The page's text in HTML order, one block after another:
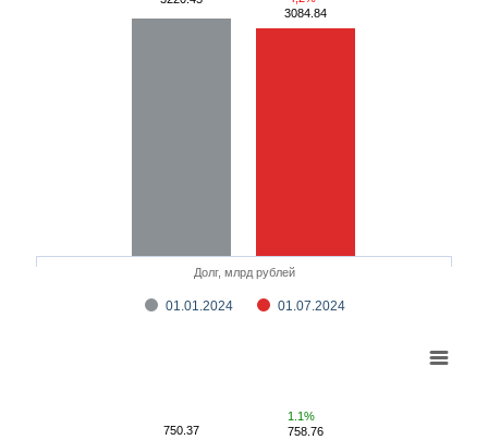
3084.84
01.01.2024 01.07.2024
Долг, млрд рублей
750.37
1.1%
758.76